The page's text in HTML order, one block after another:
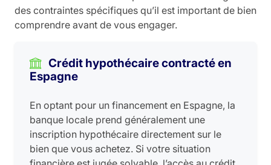
des contraintes spécifiques qu’il est important de bien
comprendre avant de vous engager.
Crédit hypothécaire contracté en
Espagne
En optant pour un financement en Espagne, la
banque locale prend généralement une
inscription hypothécaire directement sur le
bien que vous achetez. Si votre situation